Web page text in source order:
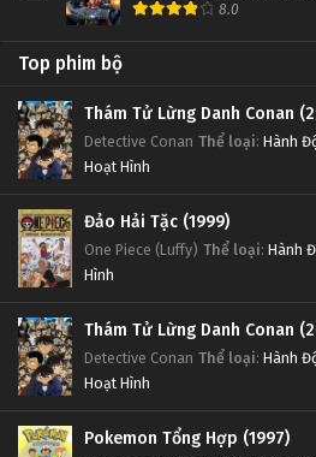
8.0
Top phim bộ
Thám Tử Lừng Danh Conan
Detective Conan Thể loại: Hành
Hoạt Hình
Đảo Hải Tặc (1999)
One Piece (Luffy) Thể loại: Hành
Hình
Thám Tử Lừng Danh Conan
Detective Conan Thể loại: Hành
Hoạt Hình
Pokemon Tổng Hợp (1997)